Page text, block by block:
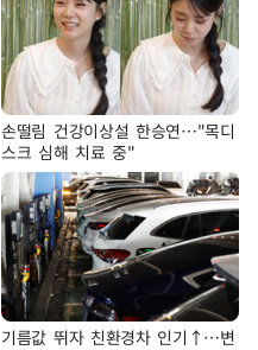
손떨림 건강이상설 한승연…"목디
스크 심해 치료 중"
기름값 뛰자 친환경차 인기↑…변